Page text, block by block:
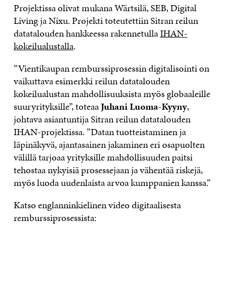
Projektissa olivat mukana Wärtsilä, SEB, Digital
Living ja Nixu. Projekti toteutettiin Sitran reilun
datatalouden hankkeessa rakennetullaIHAN-
kokeilualustalla.
”Vientikaupan remburssiprosessin digitalisointi on
vaikuttava esimerkki reilun datatalouden
kokeilualustan mahdollisuuksista myös globaaleille
suuryrityksille”, toteaaJuhani Luoma-Kyyny,
johtava asiantuntija Sitran reilun datatalouden
IHAN-projektissa. ”Datan tuotteistaminen ja
läpinäkyvä, ajantasainen jakaminen eri osapuolten
välillä tarjoaa yrityksille mahdollisuuden paitsi
tehostaa nykyisiä prosessejaan ja vähentää riskejä,
myös luoda uudenlaista arvoa kumppanien kanssa.”
Katso englanninkielinen video digitaalisesta
remburssiprosessista: